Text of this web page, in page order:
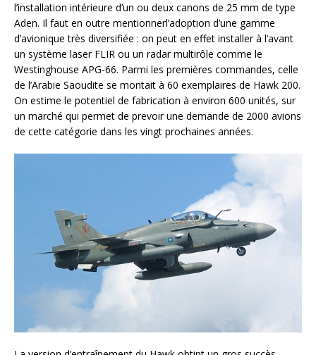
l’installation intérieure d’un ou deux canons de 25 mm de type
Aden. Il faut en outre mentionnerl’adoption d’une gamme
d’avionique très diversifiée : on peut en effet installer à l’avant
un système laser FLIR ou un radar multirôle comme le
Westinghouse APG-66. Parmi les premières commandes, celle
de l’Arabie Saoudite se montait à 60 exemplaires de Hawk 200.
On estime le potentiel de fabrication à environ 600 unités, sur
un marché qui permet de prevoir une demande de 2000 avions
de cette catégorie dans les vingt prochaines années.